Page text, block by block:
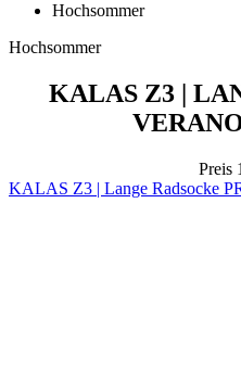
Hochsommer
Hochsommer
KALAS Z3 |
Preis
KALAS Z3 | Lange Radsocke